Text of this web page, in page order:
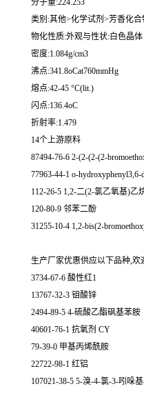
分子量:224.253
类别:其他>化学试剂>芳香化合
物化性质:外观与性状:白色晶体
密度:1.084g/cm3
沸点:341.8oCat760mmHg
熔点:42-45 °C(lit.)
闪点:136.4oC
折射率:1.479
14个上游原料
87494-76-6 2-(2-(2-(2-
77963-44-1 o-hydroxyphenyl3,6-
112-26-5 1,2-二(2-氯乙氧基)乙
120-80-9 邻苯二酚
31255-10-4 1,2-bis(2-
生产厂家优惠供应以下品种,欢
3734-67-6 酸性红1
13767-32-3 钼酸锌
2494-89-5 4-硫酸乙酯砜基苯胺
40601-76-1 抗氧剂 CY
79-39-0 甲基丙烯酰胺
22722-98-1 红铝
107021-38-5 5-溴-4-氯-3-吲哚